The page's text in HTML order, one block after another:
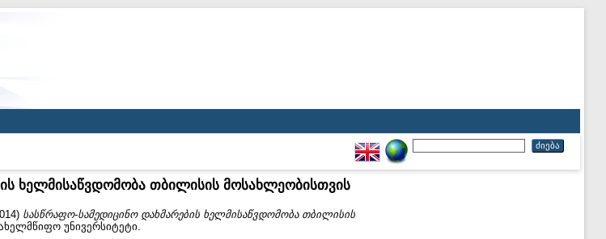
ხელმისაწვდომობა თბილისის მოსახლეობისთვის
სასწრაფო-სამედიცინო დახმარების ხელმისაწვდომობა თბილისის
უნივერსიტეტი.